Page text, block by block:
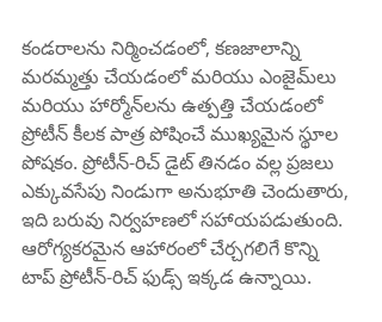
కండరాలను నిర్మించడంలో, కణజాలాన్ని
మరమ్మత్తు చేయడంలో మరియు ఎంజైమ్‌లు
మరియు హార్మోన్‌లను ఉత్పత్తి చేయడంలో
ప్రోటీన్ కీలక పాత్ర పోషించే ముఖ్యమైన స్థూల
పోషకం. ప్రోటీన్-రిచ్ డైట్ తినడం వల్ల ప్రజలు
ఎక్కువసేపు నిండుగా అనుభూతి చెందుతారు,
ఇది బరువు నిర్వహణలో సహాయపడుతుంది.
ఆరోగ్యకరమైన ఆహారంలో చేర్చగలిగే కొన్ని
టాప్ ప్రోటీన్-రిచ్ ఫుడ్స్ ఇక్కడ ఉన్నాయి.